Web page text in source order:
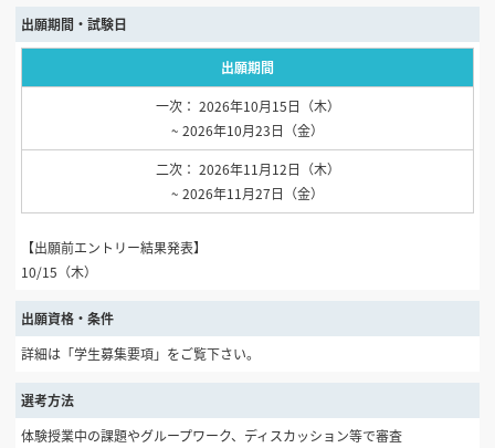
出願期間・試験日
出願期間
一次： 2026年10月15日（木）
~ 2026年10月23日（金）
二次： 2026年11月12日（木）
~ 2026年11月27日（金）
【出願前エントリー結果発表】
10/15（木）
出願資格・条件
詳細は「学生募集要項」をご覧下さい。
選考方法
体験授業中の課題やグループワーク、ディスカッション等で審査